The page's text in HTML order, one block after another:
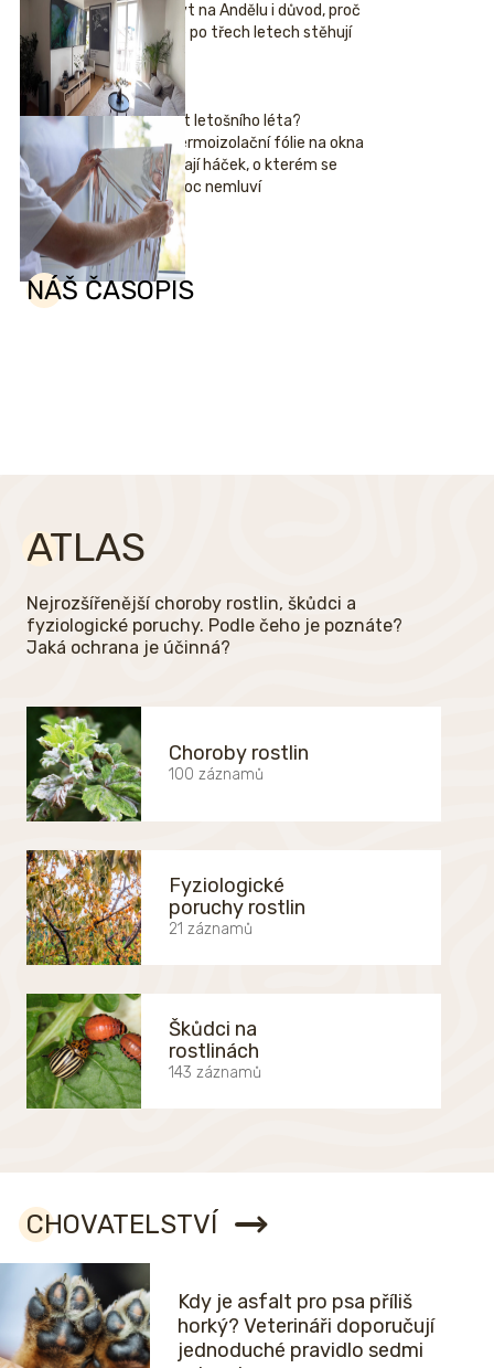
byt na Andělu i důvod, proč
se po třech letech stěhují
Hit letošního léta?
Termoizolační fólie na okna
mají háček, o kterém se
moc nemluví
NÁŠ ČASOPIS
ATLAS
Nejrozšířenější choroby rostlin, škůdci a
fyziologické poruchy. Podle čeho je poznáte?
Jaká ochrana je účinná?
Choroby rostlin
100 záznamů
Fyziologické
poruchy rostlin
21 záznamů
Škůdci na
rostlinách
143 záznamů
CHOVATELSTVÍ
Kdy je asfalt pro psa příliš
horký? Veterináři doporučují
jednoduché pravidlo sedmi